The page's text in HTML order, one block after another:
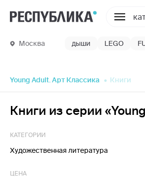
Москва дыши LEGO
Young Adult. Арт Классика Книги
Книги из серии
КАТЕГОРИИ
Художественная литература
ЦЕНА